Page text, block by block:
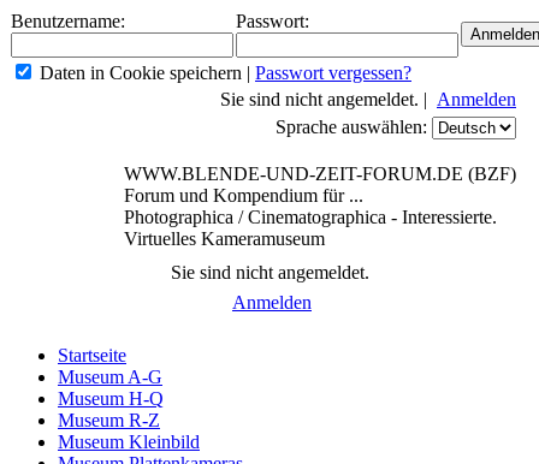
Benutzername: Passwort:
Daten in Cookie speichern | Passwort vergessen?
Sie sind nicht angemeldet. | Anmelden
Sprache auswählen:
WWW.BLENDE-UND-ZEIT-FORUM.DE (BZF)
Forum und Kompendium für ...
Photographica / Cinematographica - Interessierte.
Virtuelles Kameramuseum
Sie sind nicht angemeldet.
Anmelden
Startseite
Museum A-G
Museum H-Q
Museum R-Z
Museum Kleinbild